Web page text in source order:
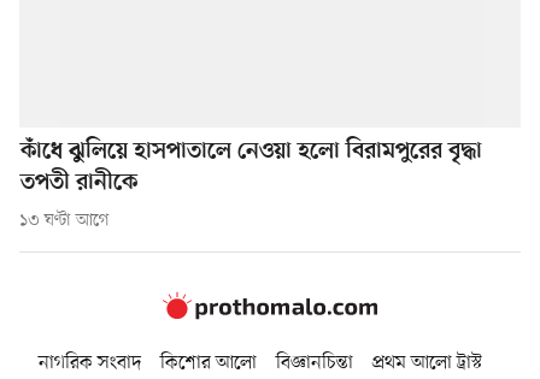
কাঁধে ঝুলিয়ে হাসপাতালে নেওয়া হলো বিরামপুরের বৃদ্ধা
তপতী রানীকে
১৩ ঘণ্টা আগে
নাগরিক সংবাদ কিশোর আলো বিজ্ঞানচিন্তা
প্রথম আলো ট্রাস্ট